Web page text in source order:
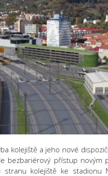
kolejiště a jeho nové
bezbariérový přístup novým
kolejiště ke stadionu